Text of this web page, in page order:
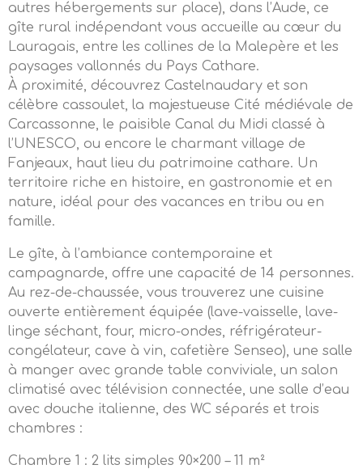
autres hébergements sur place), dans l’Aude, ce
gîte rural indépendant vous accueille au cœur du
Lauragais, entre les collines de la Malepère et les
paysages vallonnés du Pays Cathare.
À proximité, découvrez Castelnaudary et son
célèbre cassoulet, la majestueuse Cité médiévale de
Carcassonne, le paisible Canal du Midi classé à
l’UNESCO, ou encore le charmant village de
Fanjeaux, haut lieu du patrimoine cathare. Un
territoire riche en histoire, en gastronomie et en
nature, idéal pour des vacances en tribu ou en
famille.
Le gîte, à l’ambiance contemporaine et
campagnarde, offre une capacité de 14 personnes.
Au rez-de-chaussée, vous trouverez une cuisine
ouverte entièrement équipée (lave-vaisselle, lave-
linge séchant, four, micro-ondes, réfrigérateur-
congélateur, cave à vin, cafetière Senseo), une salle
à manger avec grande table conviviale, un salon
climatisé avec télévision connectée, une salle d’eau
avec douche italienne, des WC séparés et trois
chambres :
Chambre 1 : 2 lits simples 90×200 – 11 m²